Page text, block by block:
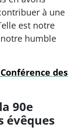
à une
est notre
humble
des
90e
évêques